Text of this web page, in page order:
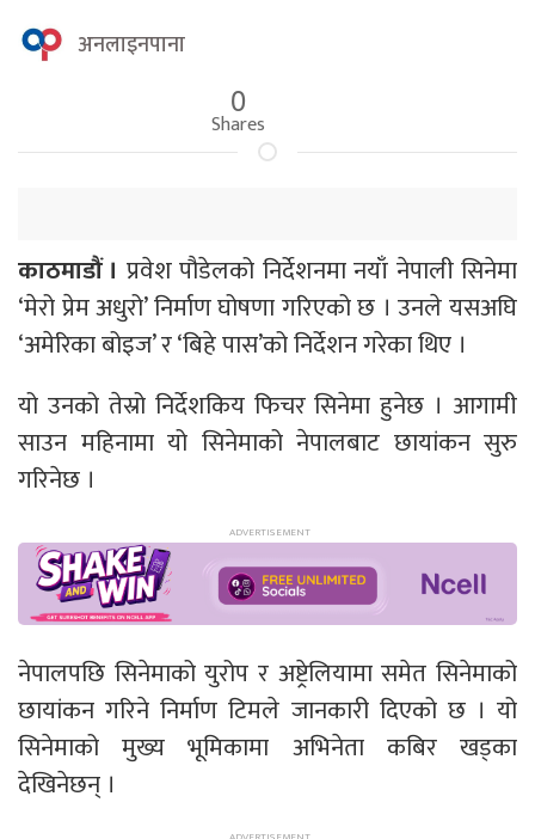
अनलाइनपाना
0
Shares
काठमाडौं । प्रवेश पौडेलको निर्देशनमा नयाँ नेपाली सिनेमा
‘मेरो प्रेम अधुरो’ निर्माण घोषणा गरिएको छ । उनले यसअघि
‘अमेरिका बोइज’ र ‘बिहे पास’को निर्देशन गरेका थिए ।
यो उनको तेस्रो निर्देशकिय फिचर सिनेमा हुनेछ । आगामी
साउन महिनामा यो सिनेमाको नेपालबाट छायांकन सुरु
गरिनेछ ।
नेपालपछि सिनेमाको युरोप र अष्ट्रेलियामा समेत सिनेमाको
छायांकन गरिने निर्माण टिमले जानकारी दिएको छ । यो
सिनेमाको मुख्य भूमिकामा अभिनेता कबिर खड्का
देखिनेछन् ।